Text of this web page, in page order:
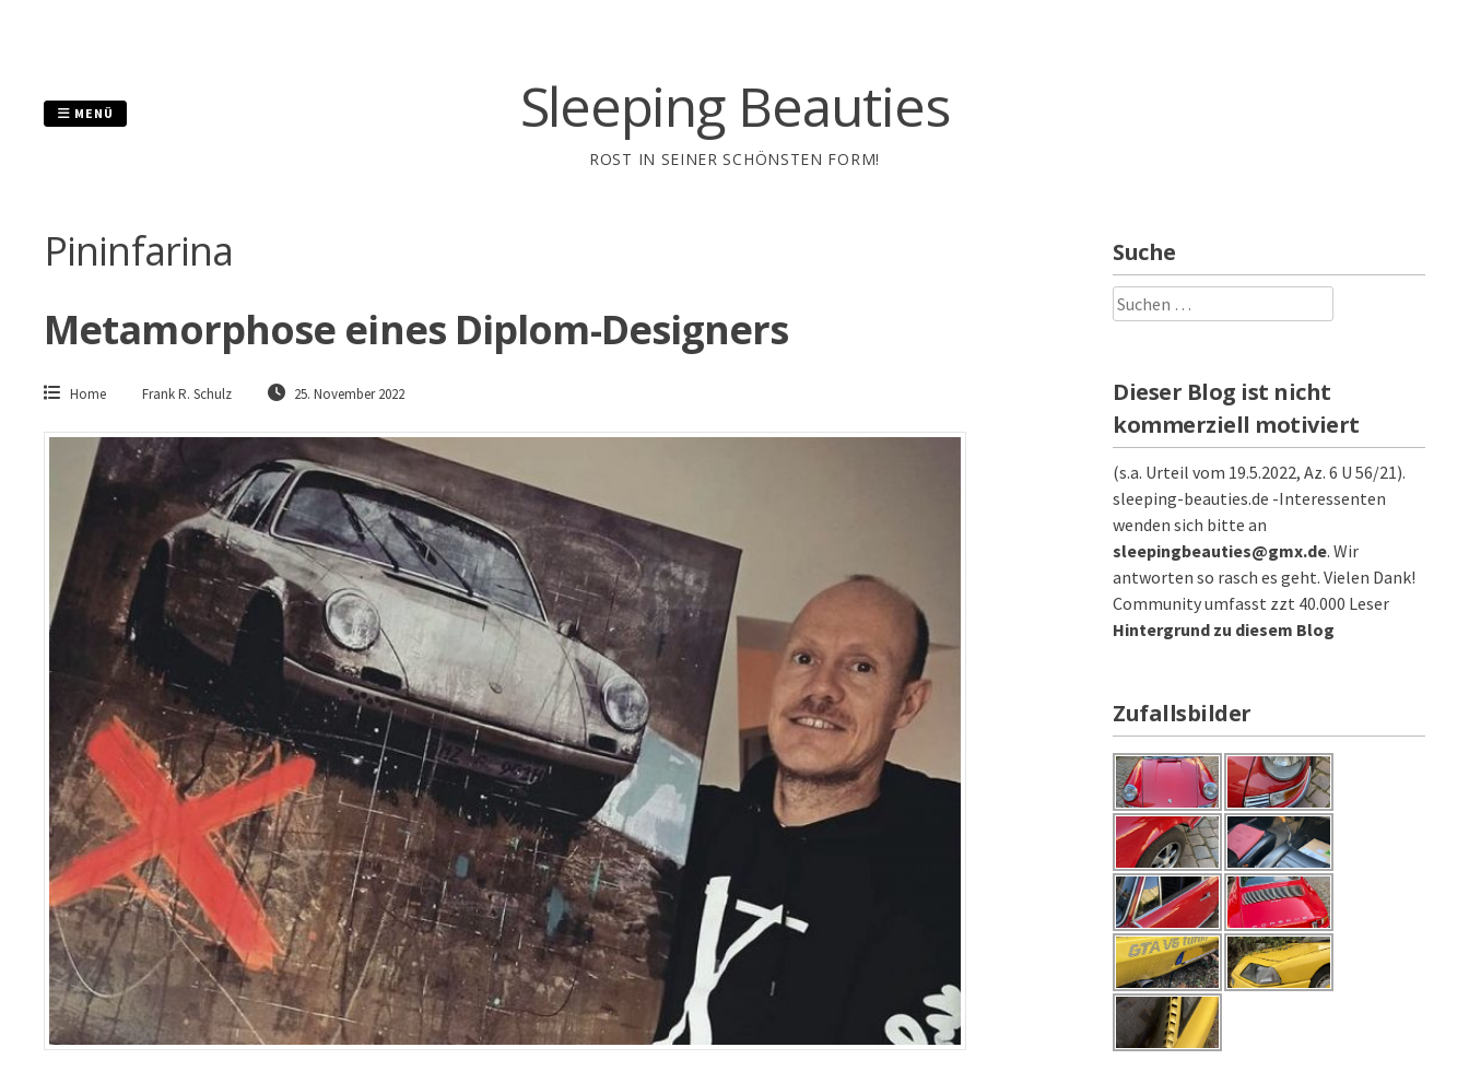
Sleeping Beauties
ROST IN SEINER SCHÖNSTEN FORM!
MENÜ
Pininfarina
Metamorphose eines Diplom-Designers
Home Frank R. Schulz 25. November 2022
Suche
Suchen
nach:
Dieser Blog ist nicht
kommerziell motiviert
(s.a. Urteil vom 19.5.2022, Az. 6 U 56/21).
sleeping-beauties.de -Interessenten
wenden sich bitte an
sleepingbeauties@gmx.de. Wir
antworten so rasch es geht. Vielen Dank!
Community umfasst zzt 40.000 Leser
Hintergrund zu diesem Blog
Zufallsbilder